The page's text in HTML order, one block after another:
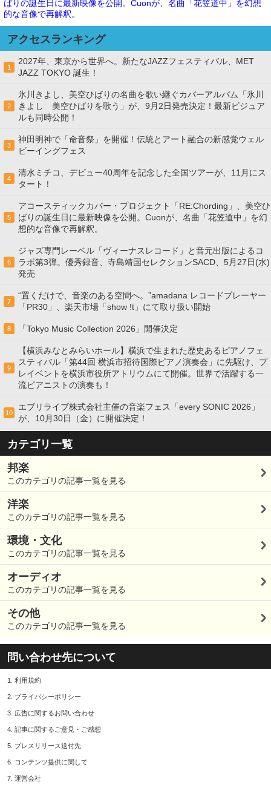
ばりの誕生日に最新映像を公開。Cuonが、名曲「花笠道中」を幻想
的な音像で再解釈。
アクセスランキング
1
2027年、東京から世界へ。新たなJAZZフェスティバル、MET
JAZZ TOKYO 誕生！
2
氷川きよし、美空ひばりの名曲を歌い継ぐカバーアルバム「氷川
きよし 美空ひばりを歌う」が、9月2日発売決定！最新ビジュア
ルも同時公開！
3
神田明神で「命音祭」を開催！伝統とアート融合の新感覚ウェル
ビーイングフェス
4
清水ミチコ、デビュー40周年を記念した全国ツアーが、11月にス
タート！
5
アコースティックカバー・プロジェクト「RE:Chording」、美空ひ
ばりの誕生日に最新映像を公開。Cuonが、名曲「花笠道中」を幻
想的な音像で再解釈。
6
ジャズ専門レーベル「ヴィーナスレコード」と音元出版によるコ
ラボ第3弾。優秀録音、寺島靖国セレクションSACD、5月27日(水)
発売
7
“置くだけで、音楽のある空間へ。”amadana レコードプレーヤー
「PR30」、楽天市場「show !t」にて取り扱い開始
8 「Tokyo Music Collection 2026」開催決定
9
【横浜みなとみらいホール】横浜で生まれた歴史あるピアノフェ
スティバル「第44回 横浜市招待国際ピアノ演奏会」に先駆け、プ
レイベントを横浜市役所アトリウムにて開催。世界で活躍する一
流ピアニストの演奏も！
10
エブリライブ株式会社主催の音楽フェス「every SONIC 2026」
が、10月30日（金）に開催決定！
カテゴリ一覧
邦楽
このカテゴリの記事一覧を見る
洋楽
このカテゴリの記事一覧を見る
環境・文化
このカテゴリの記事一覧を見る
オーディオ
このカテゴリの記事一覧を見る
その他
このカテゴリの記事一覧を見る
問い合わせ先について
1. 利用規約
2. プライバシーポリシー
3. 広告に関するお問い合わせ
4. 記事に関するご意見・ご感想
5. プレスリリース送付先
6. コンテンツ提供に関して
7. 運営会社